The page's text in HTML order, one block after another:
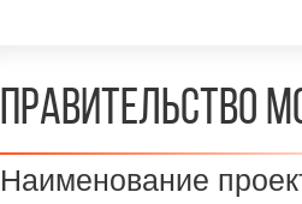
Правительство
Наименование